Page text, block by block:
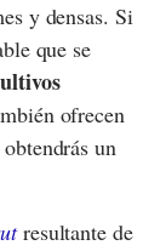
y densas. Si
que se
ofrecen
un
resultante de